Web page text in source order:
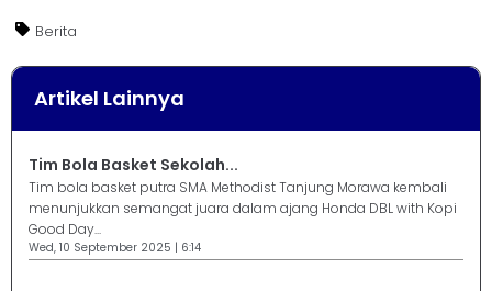
Berita
Artikel Lainnya
Tim Bola Basket Sekolah...
Tim bola basket putra SMA Methodist Tanjung Morawa kembali
menunjukkan semangat juara dalam ajang Honda DBL with Kopi
Good Day...
Wed, 10 September 2025 | 6:14